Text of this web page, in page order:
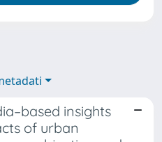
insights
of urban